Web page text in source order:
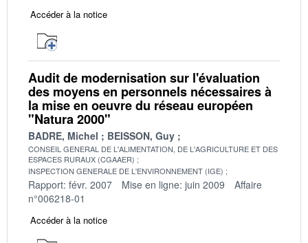
Accéder à la notice
Audit de modernisation sur l'évaluation
des moyens en personnels nécessaires à
la mise en oeuvre du réseau européen
"Natura 2000"
BADRE, Michel BEISSON, Guy
CONSEIL GENERAL DE L'ALIMENTATION, DE L'AGRICULTURE ET DES
ESPACES RURAUX (CGAAER)
INSPECTION GENERALE DE L'ENVIRONNEMENT (IGE)
Rapport: févr. 2007 Mise en ligne: juin 2009
Affaire
n°006218-01
Accéder à la notice